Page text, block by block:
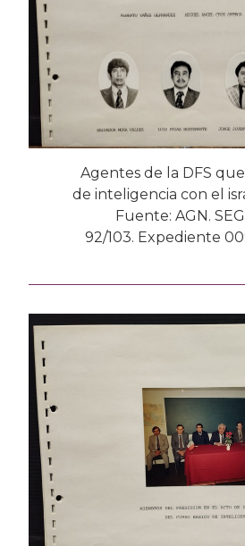
Agentes de la DFS
de inteligencia con el
Fuente: AGN.
92/103. Expediente